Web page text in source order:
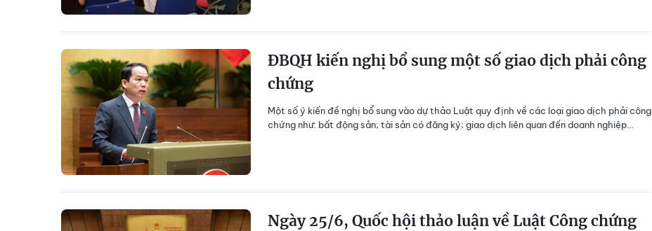
ĐBQH kiến nghị bổ sung một số giao dịch phải công
chứng
Một số ý kiến đề nghị bổ sung vào dự thảo Luật quy định về các loại giao dịch phải công
chứng như: bất động sản; tài sản có đăng ký; giao dịch liên quan đến doanh nghiệp…
Ngày 25/6, Quốc hội thảo luận về Luật Công chứng